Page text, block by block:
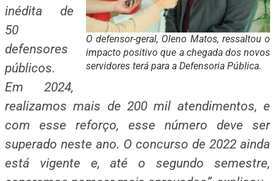
O defensor-geral, Oleno Matos, ressaltou o
impacto positivo que a chegada dos novos
servidores terá para a Defensoria Pública.
inédita de
50
defensores
públicos.
Em 2024,
realizamos mais de 200 mil atendimentos, e
com esse reforço, esse número deve ser
superado neste ano. O concurso de 2022 ainda
está vigente e, até o segundo semestre,